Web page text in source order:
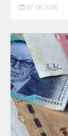
07.08.2026